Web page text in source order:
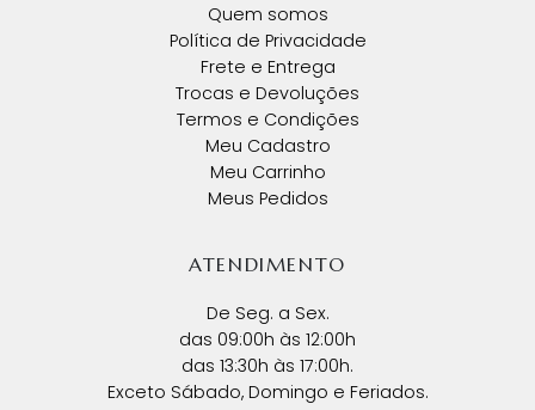
Quem somos
Política de Privacidade
Frete e Entrega
Trocas e Devoluções
Termos e Condições
Meu Cadastro
Meu Carrinho
Meus Pedidos
ATENDIMENTO
De Seg. a Sex.
das 09:00h às 12:00h
das 13:30h às 17:00h.
Exceto Sábado, Domingo e Feriados.